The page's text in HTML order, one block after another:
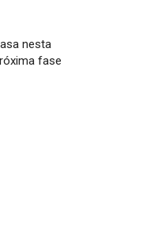
nesta
fase